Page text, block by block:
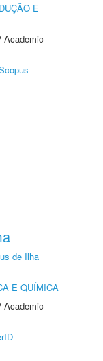
E
Academic
de Ilha
E QUÍMICA
Academic